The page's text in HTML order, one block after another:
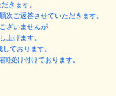
きます。
ご返答させていただきます。
ざいませんが
上げます。
ております。
受け付けております。